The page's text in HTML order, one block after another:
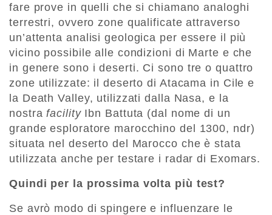
fare prove in quelli che si chiamano analoghi
terrestri, ovvero zone qualificate attraverso
un’attenta analisi geologica per essere il più
vicino possibile alle condizioni di Marte e che
in genere sono i deserti. Ci sono tre o quattro
zone utilizzate: il deserto di Atacama in Cile e
la Death Valley, utilizzati dalla Nasa, e la
nostra facilityIbn Battuta (dal nome di un
grande esploratore marocchino del 1300, ndr)
situata nel deserto del Marocco che è stata
utilizzata anche per testare i radar di Exomars.
Quindi per la prossima volta più test?
Se avrò modo di spingere e influenzare le